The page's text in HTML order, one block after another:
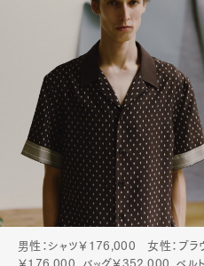
男性：シャツ￥176,000 女性：ブラ
￥176,000、バッグ￥352,000、ベル